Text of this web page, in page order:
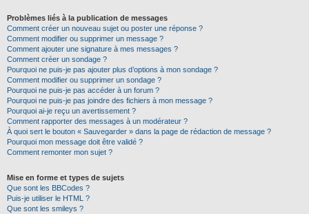
Problèmes liés à la publication de messages
Comment créer un nouveau sujet ou poster une réponse ?
Comment modifier ou supprimer un message ?
Comment ajouter une signature à mes messages ?
Comment créer un sondage ?
Pourquoi ne puis-je pas ajouter plus d’options à mon sondage ?
Comment modifier ou supprimer un sondage ?
Pourquoi ne puis-je pas accéder à un forum ?
Pourquoi ne puis-je pas joindre des fichiers à mon message ?
Pourquoi ai-je reçu un avertissement ?
Comment rapporter des messages à un modérateur ?
À quoi sert le bouton « Sauvegarder » dans la page de rédaction de message ?
Pourquoi mon message doit être validé ?
Comment remonter mon sujet ?
Mise en forme et types de sujets
Que sont les BBCodes ?
Puis-je utiliser le HTML ?
Que sont les smileys ?